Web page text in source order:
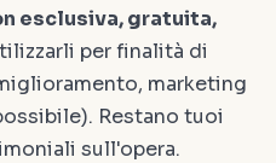
esclusiva, gratuita,
per finalità di
marketing
Restano tuoi
sull'opera.